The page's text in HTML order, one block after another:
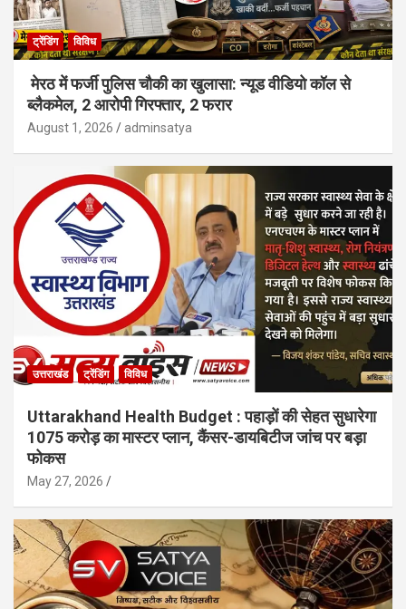
ट्रेंडिंग विविध
मेरठ में फर्जी पुलिस चौकी का खुलासा: न्यूड वीडियो कॉल से
ब्लैकमेल, 2 आरोपी गिरफ्तार, 2 फरार
August 1, 2026 adminsatya
उत्तराखंड ट्रेंडिंग विविध
Uttarakhand Health Budget : पहाड़ों की सेहत सुधारेगा
1075 करोड़ का मास्टर प्लान, कैंसर-डायबिटीज जांच पर बड़ा
फोकस
May 27, 2026